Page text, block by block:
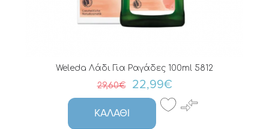
Weleda Λάδι Για Ραγάδες 100ml 5812
29,60€
22,99€
ΚΑΛΆΘΙ